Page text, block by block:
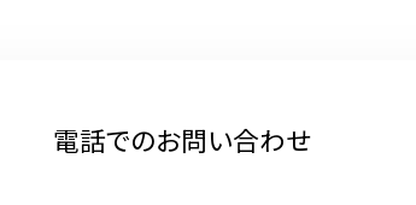
電話でのお問い合わせ